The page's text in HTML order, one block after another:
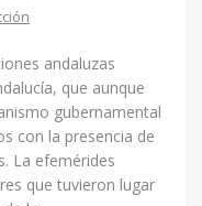
andaluzas
que aunque
gubernamental
con la presencia de
La efemérides
que tuvieron lugar